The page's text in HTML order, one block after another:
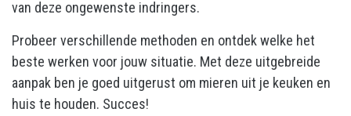
van deze ongewenste indringers.
Probeer verschillende methoden en ontdek welke het
beste werken voor jouw situatie. Met deze uitgebreide
aanpak ben je goed uitgerust om mieren uit je keuken en
huis te houden. Succes!